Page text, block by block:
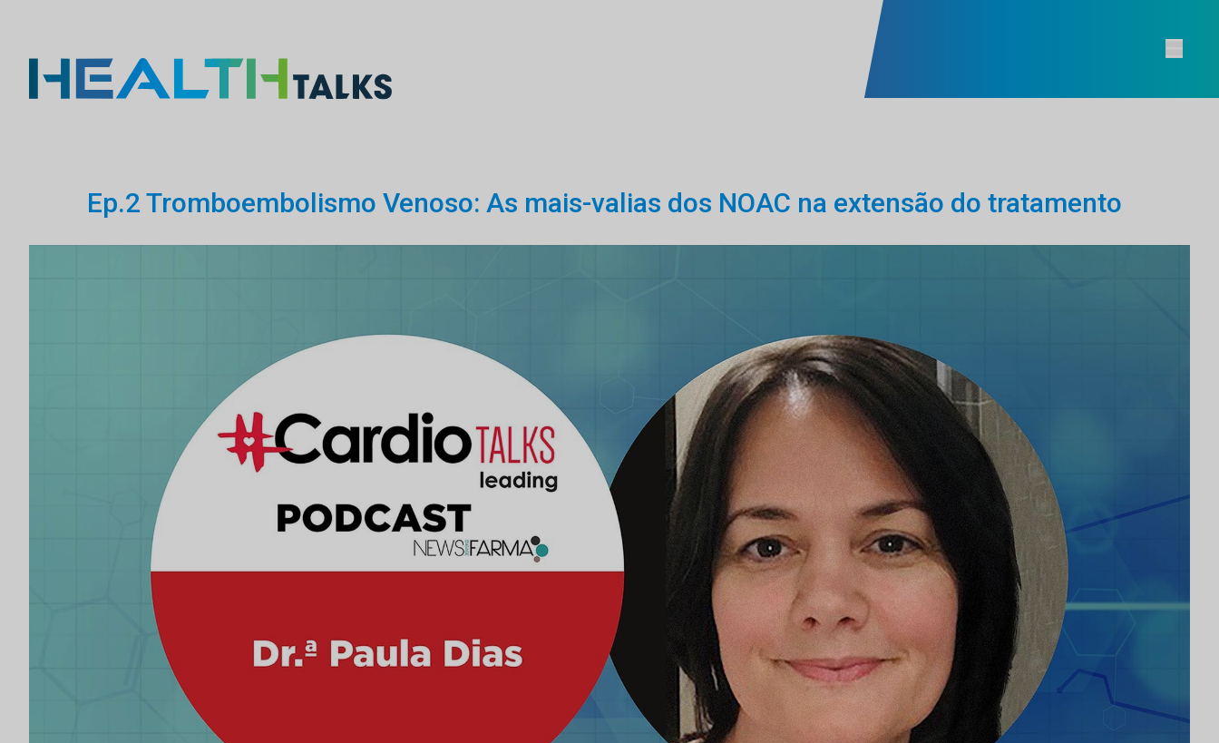
Ep.2 Tromboembolismo Venoso: As mais-valias dos NOAC na extensão do tratamento